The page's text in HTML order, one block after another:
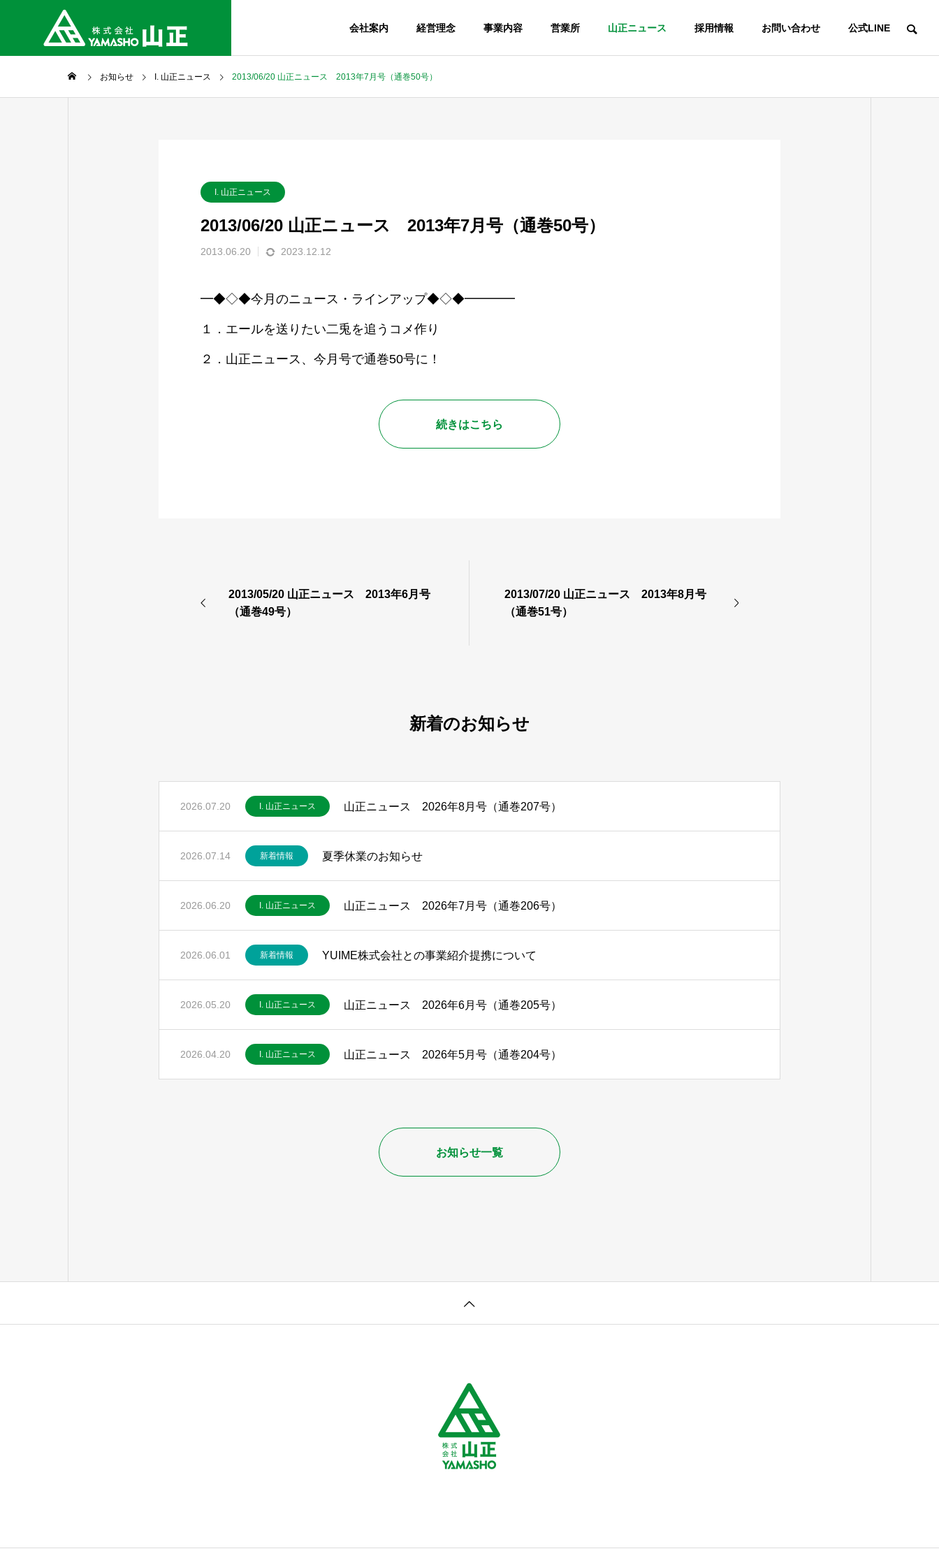
会社案内 経営理念 事業内容 営業所 山正ニュース 採用情報 お問い合わせ 公式LINE
お知らせ I. 山正ニュース 2013/06/20 山正ニュース 2013年7月号（通巻50号）
I. 山正ニュース
2013/06/20 山正ニュース 2013年7月号（通巻50号）
2013.06.20 2023.12.12
━◆◇◆今月のニュース・ラインアップ◆◇◆━━━━
１．エールを送りたい二兎を追うコメ作り
２．山正ニュース、今月号で通巻50号に！
続きはこちら
2013/05/20 山正ニュース 2013年6月号
（通巻49号）
2013/07/20 山正ニュース 2013年8月号
（通巻51号）
新着のお知らせ
2026.07.20 I. 山正ニュース 山正ニュース 2026年8月号（通巻207号）
2026.07.14 新着情報 夏季休業のお知らせ
2026.06.20 I. 山正ニュース 山正ニュース 2026年7月号（通巻206号）
2026.06.01 新着情報 YUIME株式会社との事業紹介提携について
2026.05.20 I. 山正ニュース 山正ニュース 2026年6月号（通巻205号）
2026.04.20 I. 山正ニュース 山正ニュース 2026年5月号（通巻204号）
お知らせ一覧